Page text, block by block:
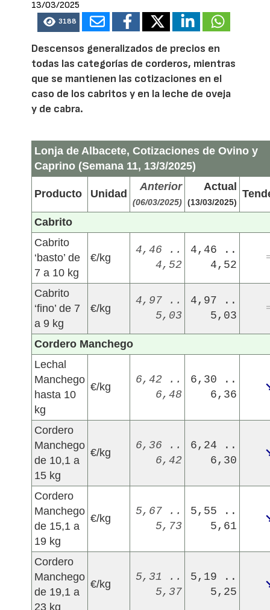
13/03/2025
3188
Descensos generalizados de precios en
todas las categorías de corderos, mientras
que se mantienen las cotizaciones en el
caso de los cabritos y en la leche de oveja
y de cabra.
Lonja de Albacete, Cotizaciones de Ovino y
Caprino (Semana 11, 13/3/2025)
Producto Unidad
Anterior
(06/03/2025)
Actual
(13/03/2025)
Cabrito
Cabrito
‘basto’ de
7 a 10 kg
€/kg
4,46 ..
4,52
4,46 ..
4,52
Cabrito
‘fino’ de 7
a 9 kg
€/kg
4,97 ..
5,03
4,97 ..
5,03
Cordero Manchego
Lechal
Manchego
hasta 10
kg
€/kg
6,42 ..
6,48
6,30 ..
6,36
Cordero
Manchego
de 10,1 a
15 kg
€/kg
6,36 ..
6,42
6,24 ..
6,30
Cordero
Manchego
de 15,1 a
19 kg
€/kg
5,67 ..
5,73
5,55 ..
5,61
Cordero
Manchego
de 19,1 a
23 kg
€/kg
5,31 ..
5,37
5,19 ..
5,25